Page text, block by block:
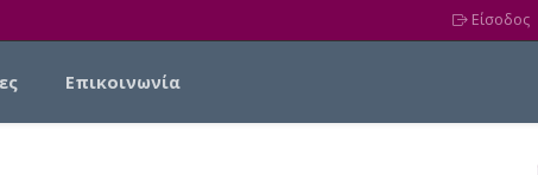
Είσοδος
Επικοινωνία